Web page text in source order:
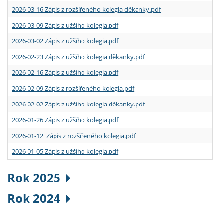
2026-03-16 Zápis z rozšířeného kolegia děkanky.pdf
2026-03-09 Zápis z užšího kolegia.pdf
2026-03-02 Zápis z užšího kolegia.pdf
2026-02-23 Zápis z užšího kolegia děkanky.pdf
2026-02-16 Zápis z užšího kolegia.pdf
2026-02-09 Zápis z rozšířeného kolegia.pdf
2026-02-02 Zápis z užšího kolegia děkanky.pdf
2026-01-26 Zápis z užšího kolegia.pdf
2026-01-12 Zápis z rozšířeného kolegia.pdf
2026-01-05 Zápis z užšího kolegia.pdf
Rok 2025
Rok 2024